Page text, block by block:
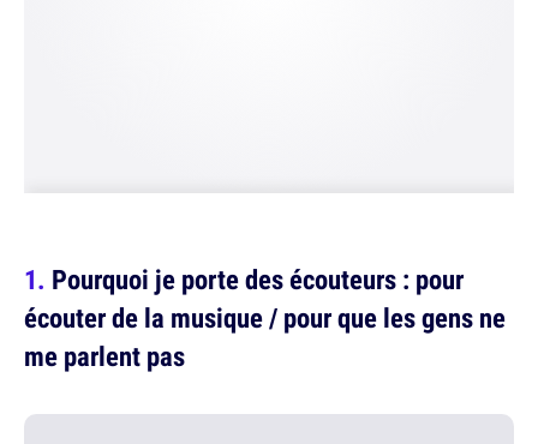
Pourquoi je porte des écouteurs : pour
écouter de la musique / pour que les gens ne
me parlent pas